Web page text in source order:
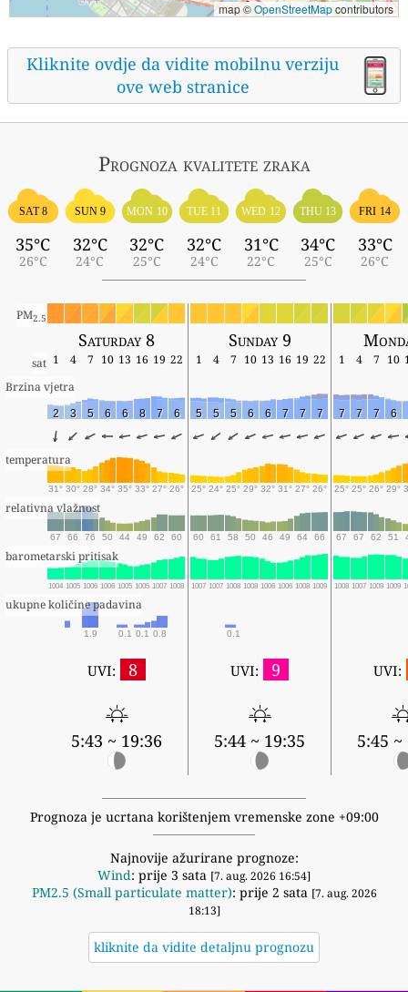
map ©OpenStreetMapcontributors
Kliknite ovdje da vidite mobilnu verziju
ove web stranice
Prognoza kvalitete zraka
SAT 8
35°C
26°C
SUN 9
32°C
24°C
MON 10
32°C
25°C
TUE 11
32°C
24°C
WED 12
31°C
22°C
THU 13
34°C
25°C
FRI 14
33°C
26°C
PM2.5
Saturday 8 Sunday 9
sat 1 4 7 10 13 16 19 22 1 4 7 10 13 16 19 22 1 4 7 10
Brzina vjetra
2 3 5 6 6 8 7 6 5 5 5 6 6 7 7 7 7 7 7 6
temperatura
31° 30° 28° 34° 35° 33° 27° 26° 25° 24° 25° 29° 32° 31° 27° 26° 25° 25° 26° 29°
relativna vlažnost
67 66 76 50 44 49 62 60 60 61 58 50 46 49 64 66 67 67 62 51
barometarski pritisak
1004 1005 1006 1006 1005 1005 1007 1008 1007 1007 1008 1008 1006 1006 1008 1009 1008 1007 1009 1009
ukupne količine padavina
1.9 0.1 0.1 0.8 0.1
UVI: 8
5:43 ~ 19:36
UVI: 9
5:44 ~ 19:35
UVI:
5:45 ~
Prognoza je ucrtana korištenjem vremenske zone +09:00
Najnovije ažurirane prognoze:
Wind: prije 3 sata [7. aug. 2026 16:54]
PM2.5 (Small particulate matter): prije 2 sata [7. aug. 2026
18:13]
kliknite da vidite detaljnu prognozu